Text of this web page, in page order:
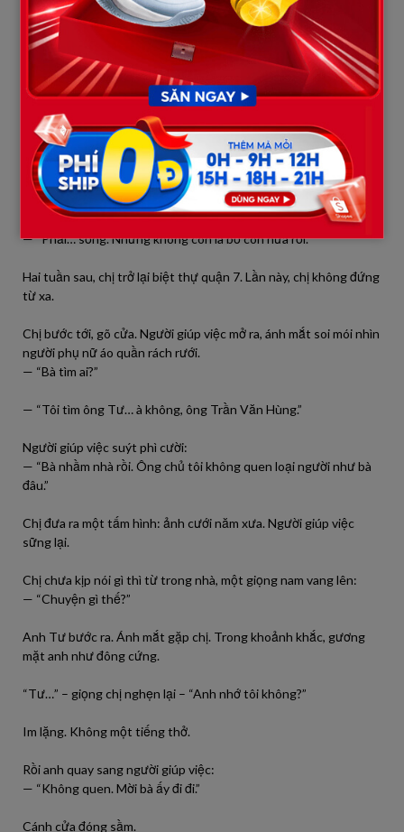
Người đàn ông ấy – Tư – bước lên chiếc xe hơi bóng loáng, mở
cửa cho cô gái trẻ, nở nụ cười dịu dàng mà năm xưa anh từng
dành cho chị.
Nhưng hôm nay… không còn cho chị.
Chị về, lặng lẽ. Đêm đó, chị không ăn. Đôi tay chai sần vẫn ôm lấy
tấm ảnh cưới cũ, giờ đã ngả màu nâu vàng. Út An thấy mẹ khóc,
ngồi bên:
— “Mẹ… bố có còn sống đúng không?”
Chị im lặng. Rồi gật đầu.
— “Phải… sống. Nhưng không còn là bố con nữa rồi.”
Hai tuần sau, chị trở lại biệt thự quận 7. Lần này, chị không đứng
từ xa.
Chị bước tới, gõ cửa. Người giúp việc mở ra, ánh mắt soi mói nhìn
người phụ nữ áo quần rách rưới.
— “Bà tìm ai?”
— “Tôi tìm ông Tư… à không, ông Trần Văn Hùng.”
Người giúp việc suýt phì cười:
— “Bà nhầm nhà rồi. Ông chủ tôi không quen loại người như bà
đâu.”
Chị đưa ra một tấm hình: ảnh cưới năm xưa. Người giúp việc
sững lại.
Chị chưa kịp nói gì thì từ trong nhà, một giọng nam vang lên:
— “Chuyện gì thế?”
Anh Tư bước ra. Ánh mắt gặp chị. Trong khoảnh khắc, gương
mặt anh như đông cứng.
“Tư…” – giọng chị nghẹn lại – “Anh nhớ tôi không?”
Im lặng. Không một tiếng thở.
Rồi anh quay sang người giúp việc:
— “Không quen. Mời bà ấy đi đi.”
Cánh cửa đóng sầm.